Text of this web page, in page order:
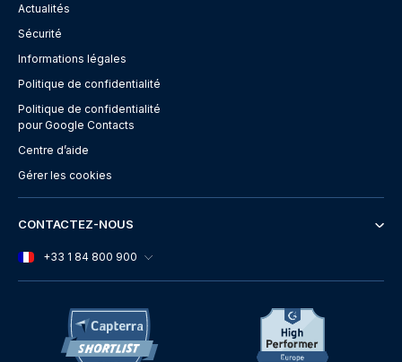
Actualités
Sécurité
Informations légales
Politique de confidentialité
Politique de confidentialité
pour Google Contacts
Centre d’aide
Gérer les cookies
CONTACTEZ-NOUS
+33 1 84 800 900